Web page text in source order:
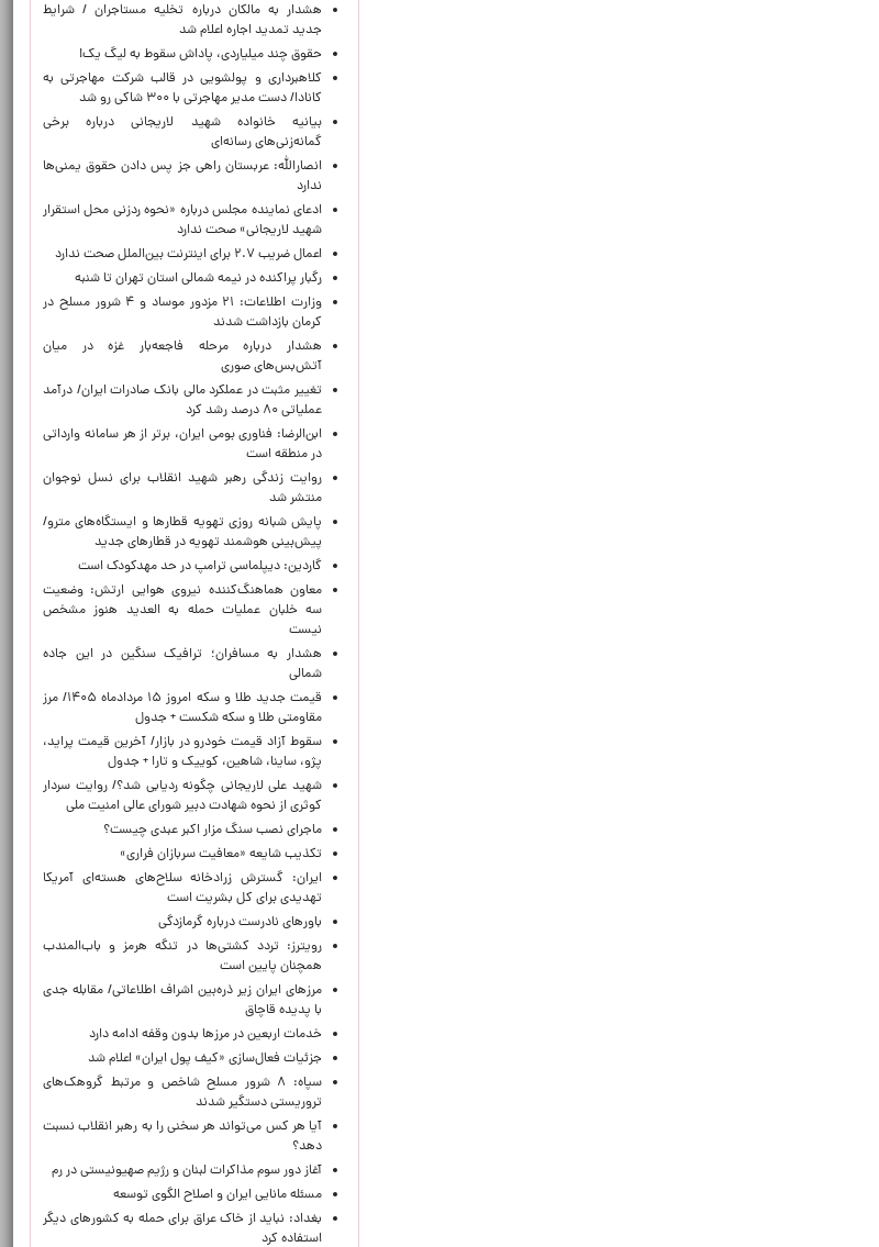
هشدار به مالکان درباره تخلیه مستاجران / شرایط
جدید تمدید اجاره اعلام شد
حقوق چند میلیاردی، پاداش سقوط به لیگ یک!
کلاهبرداری و پولشویی در قالب شرکت مهاجرتی به
کانادا/ دست مدیر مهاجرتی با ۳۰۰ شاکی رو شد
بیانیه خانواده شهید لاریجانی درباره برخی
گمانه‌زنی‌های رسانه‌ای
انصارالله: عربستان راهی جز پس دادن حقوق یمنی‌ها
ندارد
ادعای نماینده مجلس درباره «نحوه ردزنی محل استقرار
شهید لاریجانی» صحت ندارد
اعمال ضریب ۲.۷ برای اینترنت بین‌الملل صحت ندارد
رگبار پراکنده در نیمه شمالی استان تهران تا شنبه
وزارت اطلاعات: ۲۱ مزدور موساد و ۴ شرور مسلح در
کرمان بازداشت شدند
هشدار درباره مرحله فاجعه‌بار غزه در میان
آتش‌بس‌های صوری
تغییر مثبت در عملکرد مالی بانک صادرات ایران/ درآمد
عملیاتی ۸۰ درصد رشد کرد
ابن‌الرضا: فناوری بومی ایران، برتر از هر سامانه وارداتی
در منطقه است
روایت زندگی رهبر شهید انقلاب برای نسل نوجوان
منتشر شد
پایش شبانه روزی تهویه قطارها و ایستگاه‌های مترو/
پیش‌بینی هوشمند تهویه در قطارهای جدید
گاردین: دیپلماسی ترامپ در حد مهدکودک است
معاون هماهنگ‌کننده نیروی هوایی ارتش: وضعیت
سه خلبان عملیات حمله به العدید هنوز مشخص
نیست
هشدار به مسافران؛ ترافیک سنگین در این جاده
شمالی
قیمت جدید طلا و سکه امروز ۱۵ مردادماه ۱۴۰۵/ مرز
مقاومتی طلا و سکه شکست + جدول
سقوط آزاد قیمت خودرو در بازار/ آخرین قیمت پراید،
پژو، ساینا، شاهین، کوییک و تارا + جدول
شهید علی لاریجانی چگونه ردیابی شد؟/ روایت سردار
کوثری از نحوه شهادت دبیر شورای عالی امنیت ملی
ماجرای نصب سنگ مزار اکبر عبدی چیست؟
تکذیب شایعه «معافیت سربازان فراری»
ایران: گسترش زرادخانه سلاح‌های هسته‌ای آمریکا
تهدیدی برای کل بشریت است
باورهای نادرست درباره گرمازدگی
رویترز: تردد کشتی‌ها در تنگه هرمز و باب‌المندب
همچنان پایین است
مرزهای ایران زیر ذره‌بین اشراف اطلاعاتی/ مقابله جدی
با پدیده قاچاق
خدمات اربعین در مرزها بدون وقفه ادامه دارد
جزئیات فعال‌سازی «کیف پول ایران» اعلام شد
سپاه: ۸ شرور مسلح شاخص و مرتبط گروهک‌های
تروریستی دستگیر شدند
آیا هر کس می‌تواند هر سخنی را به رهبر انقلاب نسبت
دهد؟
آغاز دور سوم مذاکرات لبنان و رژیم صهیونیستی در رم
مسئله مانایی ایران و اصلاح الگوی توسعه
بغداد: نباید از خاک عراق برای حمله به کشورهای دیگر
استفاده کرد